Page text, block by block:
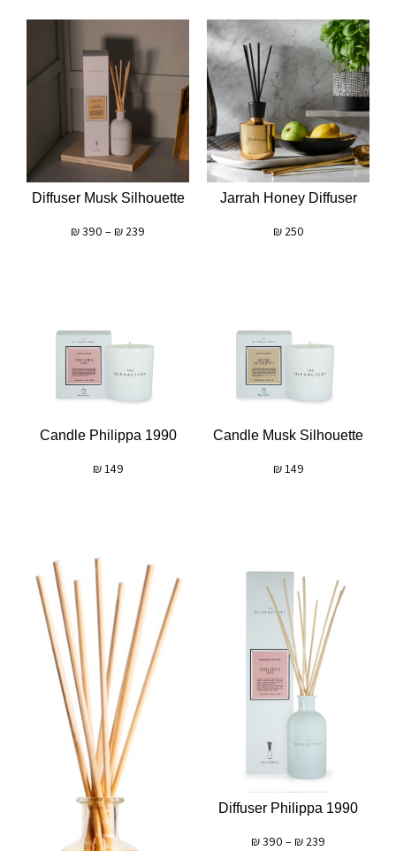
Jarrah Honey Diffuser
250
₪
Diffuser Musk Silhouette
239
₪
–
390
₪
Candle Musk Silhouette
149
₪
Candle Philippa 1990
149
₪
Diffuser Philippa 1990
239
₪
–
390
₪